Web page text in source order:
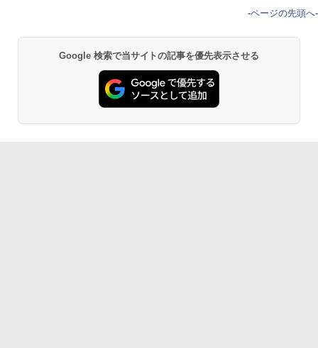
-ページの先頭へ-
Google 検索で当サイトの記事を優先表示させる